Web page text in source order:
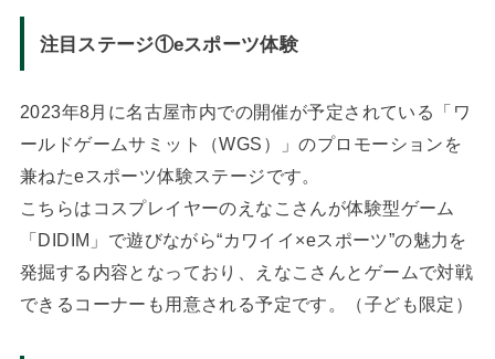
注目ステージ①eスポーツ体験
2023年8月に名古屋市内での開催が予定されている「ワ
ールドゲームサミット（WGS）」のプロモーションを
兼ねたeスポーツ体験ステージです。
こちらはコスプレイヤーのえなこさんが体験型ゲーム
「DIDIM」で遊びながら“カワイイ×eスポーツ”の魅力を
発掘する内容となっており、えなこさんとゲームで対戦
できるコーナーも用意される予定です。（子ども限定）